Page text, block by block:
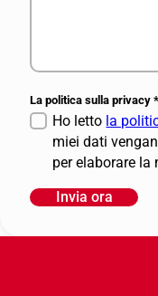
La politica sulla privacy*
Ho letto la
miei dati
per elaborare la
Invia ora
l